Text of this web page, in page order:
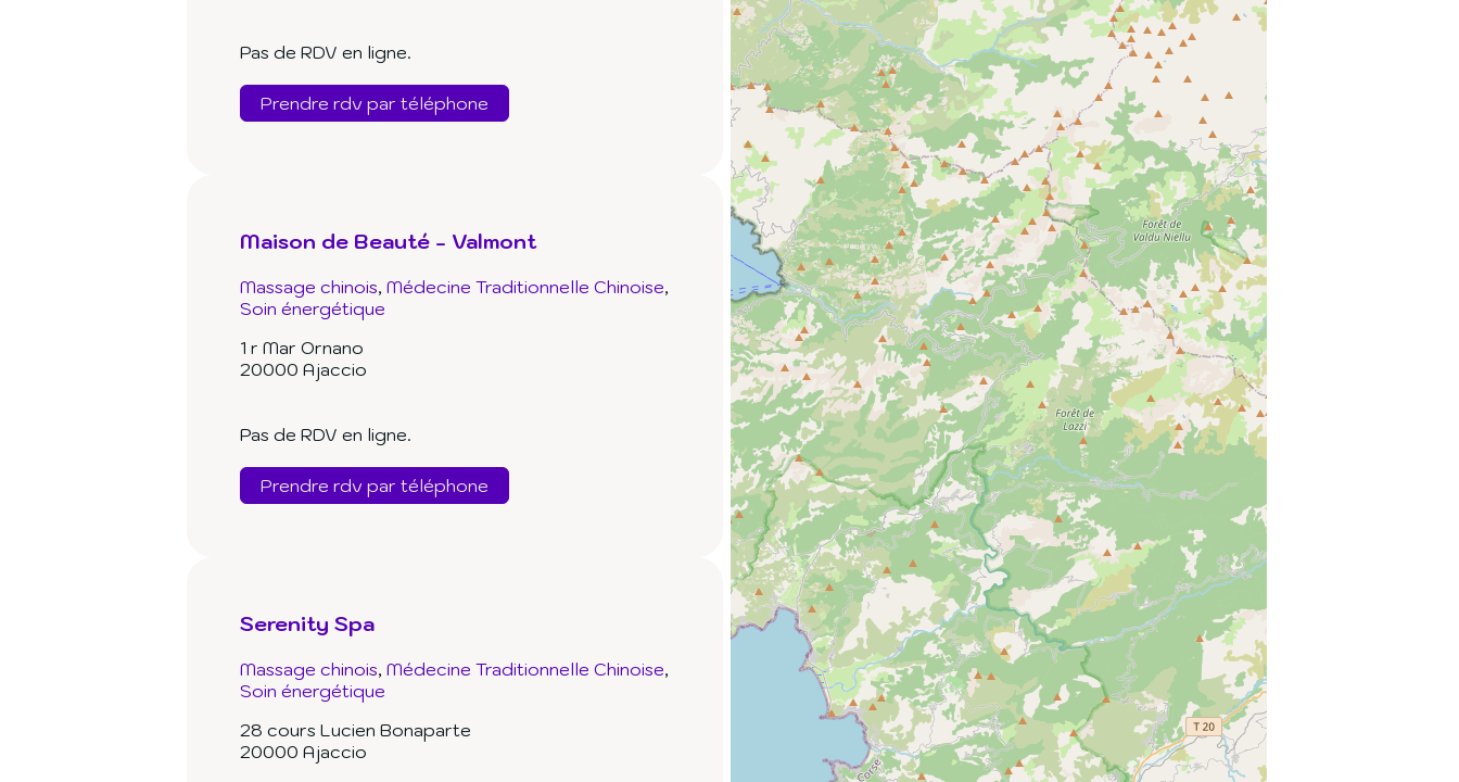
Pas de RDV en ligne.
Prendre rdv par téléphone
Maison de Beauté - Valmont
Massage chinois Médecine Traditionnelle Chinoise
Soin énergétique
1 r Mar Ornano
20000 Ajaccio
Pas de RDV en ligne.
Prendre rdv par téléphone
Serenity Spa
Massage chinois Médecine Traditionnelle Chinoise
Soin énergétique
28 cours Lucien Bonaparte
20000 Ajaccio